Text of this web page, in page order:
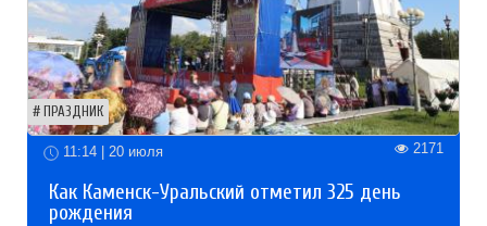
ПРАЗДНИК
11:14 | 20 июля 2171
Как Каменск-Уральский отметил 325 день
рождения